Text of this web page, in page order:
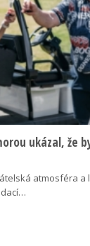
ukázal, že
atmosféra a